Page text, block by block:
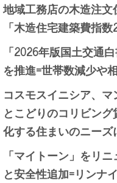
地域工務店の木造注文
「木造住宅建築費指
「2026年版国土交通
を推進=世帯数減少や
コスモスイニシア、
とこどりのコリビン
化する住まいのニーズ
「マイトーン」をリ
と安全性追加=リンナイ